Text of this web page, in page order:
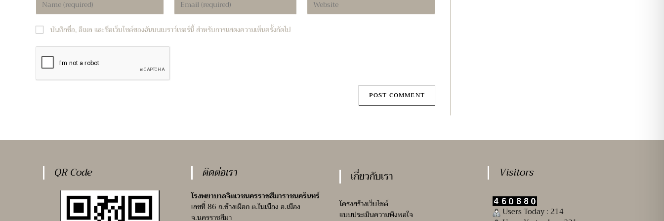
your
or
comment
your
address
your
บันทึกชื่อ, อีเมล และชื่อเว็บไซต์ของฉันบนเบราว์เซอร์นี้ สำหรับการแสดงความเห็นครั้งถัดไป
QR Code ติดต่อเรา
โรงพยาบาลจิตเวชนครราชสีมาราชนครินทร์
เลขที่ 86 ถ.ช้างเผือก ต.ในเมือง อ.เมือง
จ.นครราชสีมา
เกี่ยวกับเรา
โครงสร้างเว็บไซต์
แบบประเมินความพึงพอใจ
Visitors
Users Today : 214